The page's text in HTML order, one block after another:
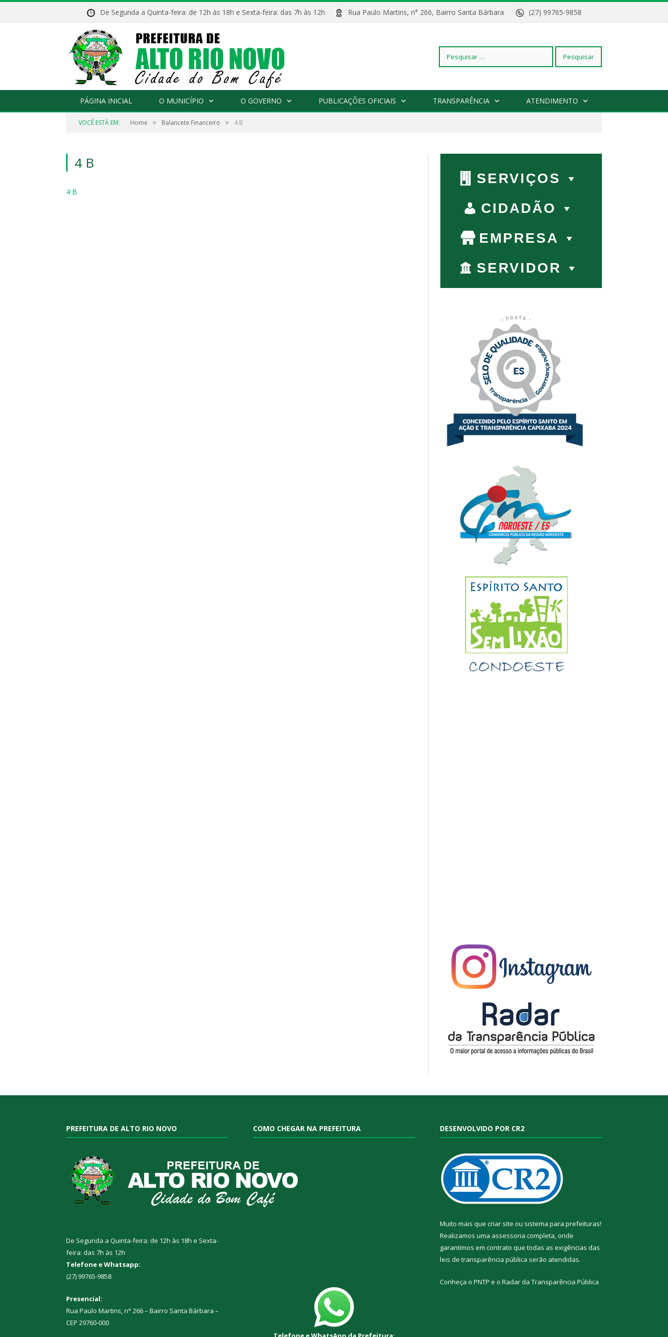
De Segunda a Quinta-feira: de 12h às 18h e Sexta-feira: das 7h às 12h Rua Paulo Martins, n° 266, Bairro Santa Bárbara (27) 99765-9858
Pesquisar
PÁGINA INICIAL O MUNICÍPIO O GOVERNO PUBLICAÇÕES OFICIAIS TRANSPARÊNCIA ATENDIMENTO
VOCÊ ESTÁ EM: Home » Balancete Financeiro » 4 B
4 B
4 B
SERVIÇOS
CIDADÃO
EMPRESA
SERVIDOR
PREFEITURA DE ALTO RIO NOVO
De Segunda a Quinta-feira: de 12h às 18h e Sexta-
feira: das 7h às 12h
Telefone e Whatsapp:
(27) 99765-9858
Presencial:
Rua Paulo Martins, n° 266 – Bairro Santa Bárbara –
CEP 29760-000
COMO CHEGAR NA PREFEITURA DESENVOLVIDO POR CR2
Muito mais que criar site ou sistema para prefeituras!
Realizamos uma assessoria completa, onde
garantimos em contrato que todas as exigências das
leis de transparência pública serão atendidas.
Conheça o PNTP e o Radar da Transparência Pública